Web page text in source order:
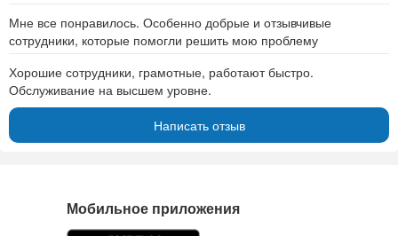
Мне все понравилось. Особенно добрые и отзывчивые
сотрудники, которые помогли решить мою проблему
Хорошие сотрудники, грамотные, работают быстро.
Обслуживание на высшем уровне.
Написать отзыв
Мобильное приложения